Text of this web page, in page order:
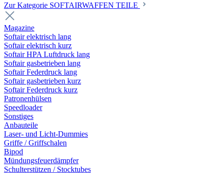
Zur Kategorie SOFTAIRWAFFEN TEILE
Magazine
Softair elektrisch lang
Softair elektrisch kurz
Softair HPA Luftdruck lang
Softair gasbetrieben lang
Softair Federdruck lang
Softair gasbetrieben kurz
Softair Federdruck kurz
Patronenhülsen
Speedloader
Sonstiges
Anbauteile
Laser- und Licht-Dummies
Griffe / Griffschalen
Bipod
Mündungsfeuerdämpfer
Schulterstützen / Stocktubes